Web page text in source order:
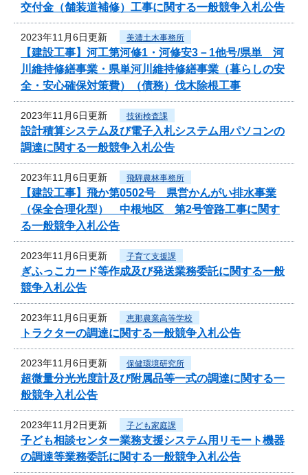
交付金（舗装道補修）工事に関する一般競争入札公告
2023年11月6日更新 美濃土木事務所
【建設工事】河工第河修1・河修安3－1他号/県単 河
川維持修繕事業・県単河川維持修繕事業（暮らしの安
全・安心確保対策費）（債務）伐木除根工事
2023年11月6日更新 技術検査課
設計積算システム及び電子入札システム用パソコンの
調達に関する一般競争入札公告
2023年11月6日更新 飛騨農林事務所
【建設工事】飛か第0502号 県営かんがい排水事業
（保全合理化型） 中根地区 第2号管路工事に関す
る一般競争入札公告
2023年11月6日更新 子育て支援課
ぎふっこカード等作成及び発送業務委託に関する一般
競争入札公告
2023年11月6日更新 恵那農業高等学校
トラクターの調達に関する一般競争入札公告
2023年11月6日更新 保健環境研究所
超微量分光光度計及び附属品等一式の調達に関する一
般競争入札公告
2023年11月2日更新 子ども家庭課
子ども相談センター業務支援システム用リモート機器
の調達等業務委託に関する一般競争入札公告